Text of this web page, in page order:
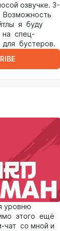
озвучке. 3-
Возможность
я буду
на спец-
для бустеров.
уровню
этого ещё
чат со мной и